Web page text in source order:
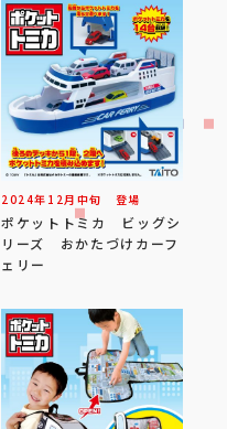
2024年 12 月 中旬 登場
ポケットトミカ ビッグシ
リーズ おかたづけカーフ
ェリー